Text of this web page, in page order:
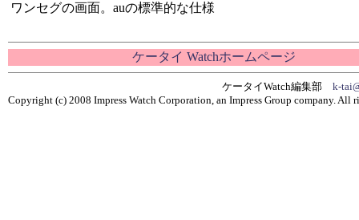
ワンセグの画面。auの標準的な仕様
ケータイ Watchホームページ
ケータイWatch編集部 k-
Copyright (c) 2008 Impress Watch Corporation, an Impress Group company. All